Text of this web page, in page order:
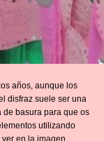
años, aunque los
disfraz suele ser una
de basura para que os
utilizando
en la imagen.